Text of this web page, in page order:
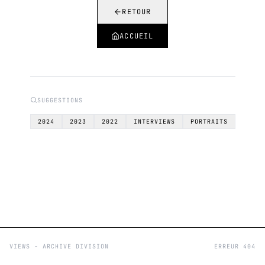
RETOUR
ACCUEIL
SUGGESTIONS
2024 2023 2022 INTERVIEWS PORTRAITS
VIEWS - ARCHIVE DIVISION ERREUR 404